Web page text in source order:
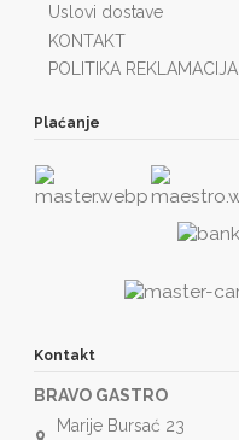
Uslovi dostave
KONTAKT
POLITIKA REKLAMACIJA
Plaćanje
Kontakt
BRAVO GASTRO
Marije Bursać 23